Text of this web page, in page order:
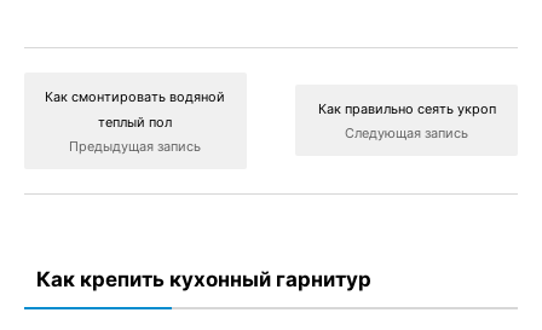
Как смонтировать водяной
теплый пол
Предыдущая запись
Как правильно сеять укроп
Следующая запись
Как крепить кухонный гарнитур